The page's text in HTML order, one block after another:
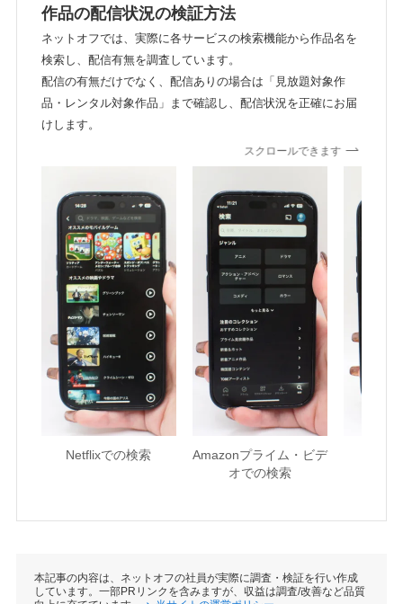
作品の配信状況の検証方法
ネットオフでは、実際に各サービスの検索機能から作品名を
検索し、配信有無を調査しています。
配信の有無だけでなく、配信ありの場合は「見放題対象作
品・レンタル対象作品」まで確認し、配信状況を正確にお届
けします。
スクロールできます
Netflixでの検索
Amazonプライム・ビデ
オでの検索
本記事の内容は、ネットオフの社員が実際に調査・検証を行い作成
しています。一部PRリンクを含みますが、収益は調査/改善など品質